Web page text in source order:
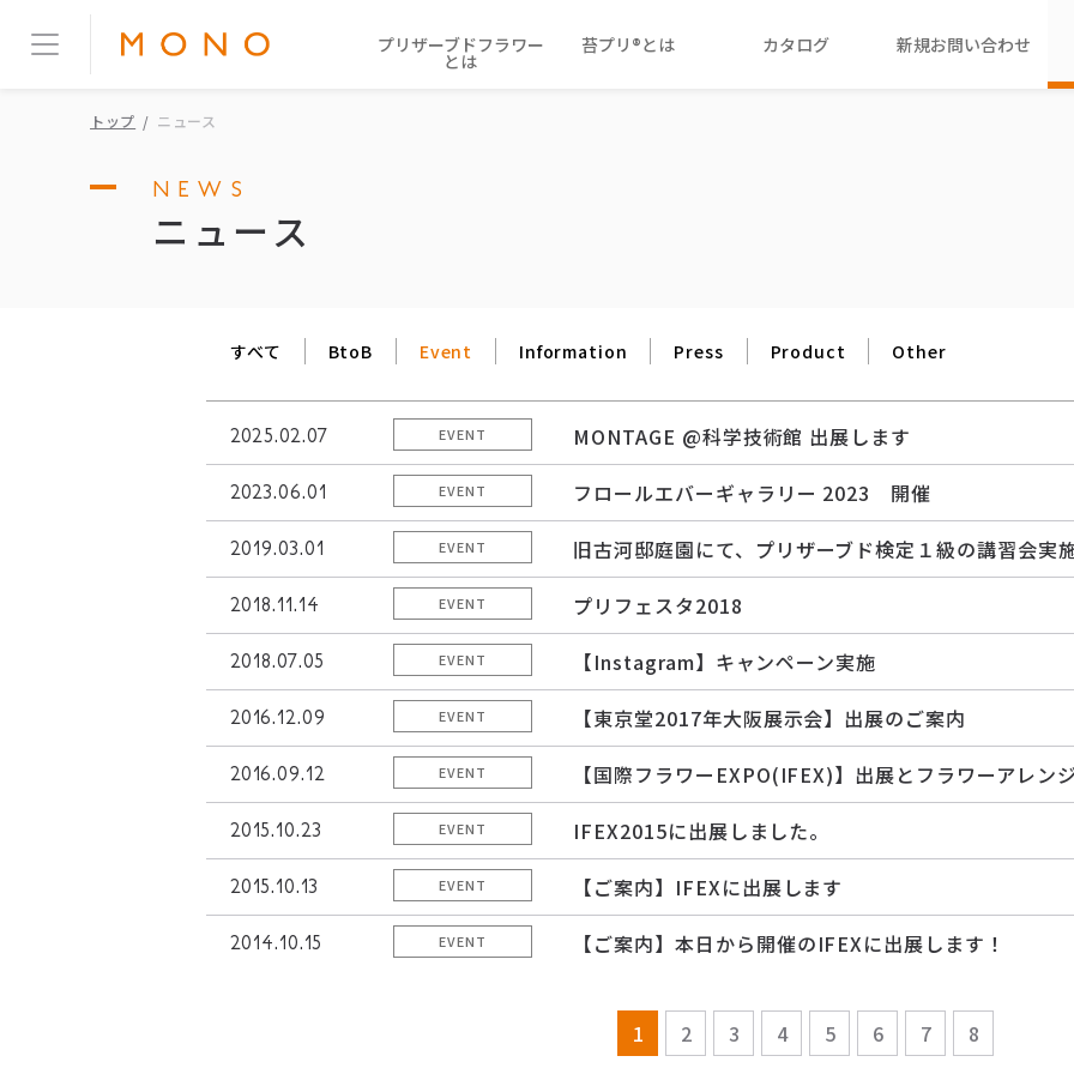
プリザーブドフラワー
とは
苔プリ®とは カタログ 新規お問い合わせ
トップ ニュース
NEWS
ニュース
すべて BtoB Event Information Press Product Other
2025.02.07 EVENT MONTAGE @科学技術館 出展します
2023.06.01 EVENT フロールエバーギャラリー 2023 開催
2019.03.01 EVENT 旧古河邸庭園にて、プリザーブド検定１級の講習会実
2018.11.14 EVENT プリフェスタ2018
2018.07.05 EVENT 【Instagram】キャンペーン実施
2016.12.09 EVENT 【東京堂2017年大阪展示会】出展のご案内
2016.09.12 EVENT 【国際フラワーEXPO(IFEX)】出展とフラワーアレン
2015.10.23 EVENT IFEX2015に出展しました。
2015.10.13 EVENT 【ご案内】IFEXに出展します
2014.10.15 EVENT 【ご案内】本日から開催のIFEXに出展します！
1 2 3 4 5 6 7 8